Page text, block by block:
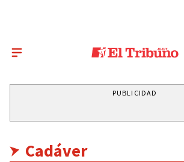
PUBLICIDAD
Cadáver